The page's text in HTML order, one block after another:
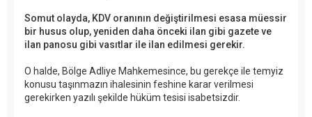
Somut olayda, KDV oranının değiştirilmesi esasa müessir
bir husus olup, yeniden daha önceki ilan gibi gazete ve
ilan panosu gibi vasıtlar ile ilan edilmesi gerekir.
O halde, Bölge Adliye Mahkemesince, bu gerekçe ile temyiz
konusu taşınmazın ihalesinin feshine karar verilmesi
gerekirken yazılı şekilde hüküm tesisi isabetsizdir.